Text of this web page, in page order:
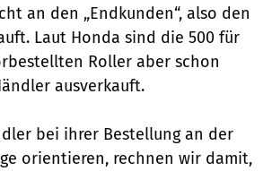
an den „Endkunden“, also den
Laut Honda sind die 500 für
Roller aber schon
ausverkauft.
bei ihrer Bestellung an der
orientieren, rechnen wir damit,